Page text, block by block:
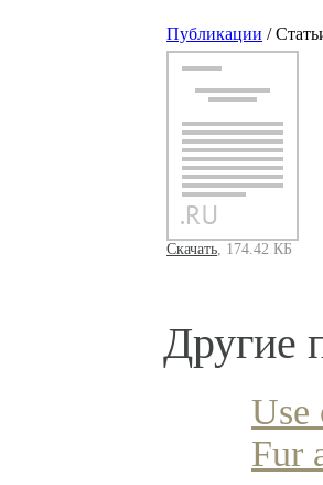
Публикации /
Скачать, 174.42 КБ
Другие
Use
Fur